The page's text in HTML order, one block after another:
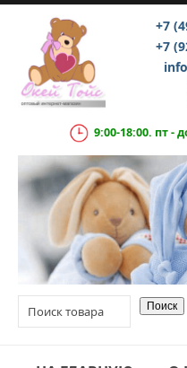
+7
+7
9:00-18:00. пт -